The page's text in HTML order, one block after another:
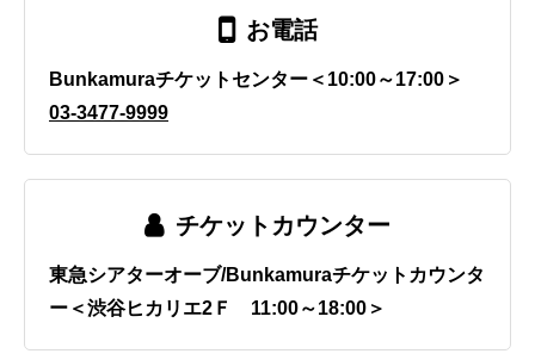
お電話
Bunkamuraチケットセンター＜10:00～17:00＞
03-3477-9999
チケットカウンター
東急シアターオーブ/Bunkamuraチケットカウンタ
ー＜渋谷ヒカリエ2Ｆ 11:00～18:00＞